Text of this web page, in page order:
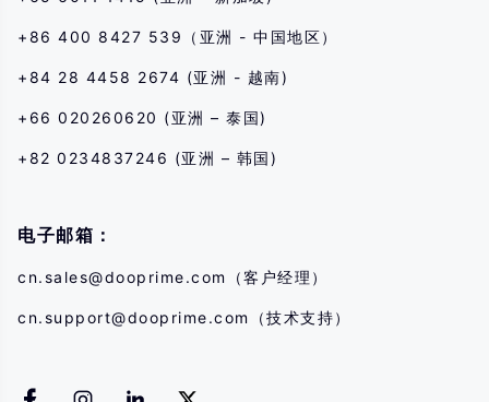
+86 400 8427 539（亚洲 - 中国地区）
+84 28 4458 2674 (亚洲 - 越南)
+66 020260620 (亚洲 – 泰国)
+82 0234837246 (亚洲 – 韩国)
电子邮箱：
cn.sales@dooprime.com （客户经理）
cn.support@dooprime.com （技术支持）